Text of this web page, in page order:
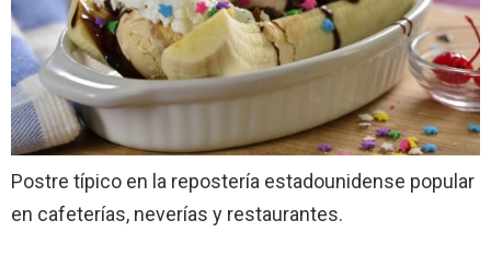
Postre típico en la repostería estadounidense popular
en cafeterías, neverías y restaurantes.